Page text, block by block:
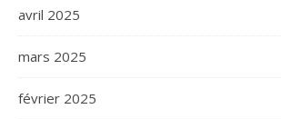
avril 2025
mars 2025
février 2025